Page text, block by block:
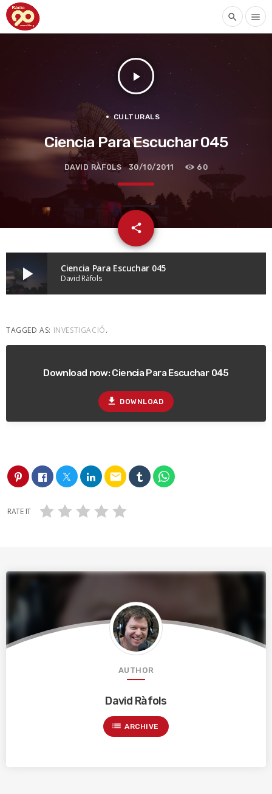
search menu
play_arrow
CULTURALS
Ciencia Para Escuchar 045
DAVID RÀFOLS 30/10/2011 60
share
email
play_arrow Ciencia Para Escuchar 045
David Ràfols
TAGGED AS: INVESTIGACIÓ.
Download now: Ciencia Para Escuchar 045
file_download DOWNLOAD
email
RATE IT
AUTHOR
David Ràfols
list ARCHIVE